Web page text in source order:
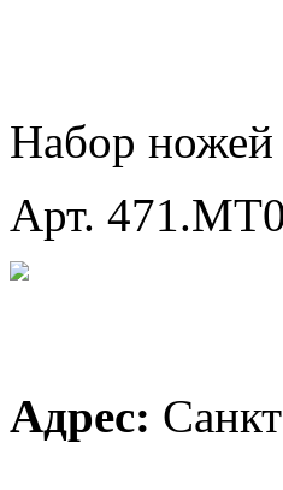
Набор ножей
Арт.
Адрес: